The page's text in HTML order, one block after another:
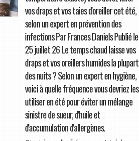
vos draps et vos taies d'oreiller cet été,
selon un expert en prévention des
infections Par Frances Daniels Publié le
25 juillet 26 Le temps chaud laisse vos
draps et vos oreillers humides la plupart
des nuits ? Selon un expert en hygiène,
voici à quelle fréquence vous devriez les
utiliser en été pour éviter un mélange
sinistre de sueur, d'huile et
d'accumulation d'allergènes.